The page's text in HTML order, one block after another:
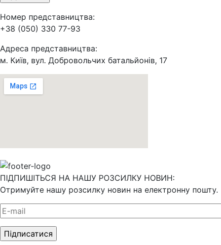
Номер представництва:
+38 (050) 330 77-93
Адреса представництва:
м. Київ, вул. Добровольчих батальйонів, 17
ПІДПИШІТЬСЯ НА НАШУ РОЗСИЛКУ НОВИН:
Отримуйте нашу розсилку новин на електронну пошту.